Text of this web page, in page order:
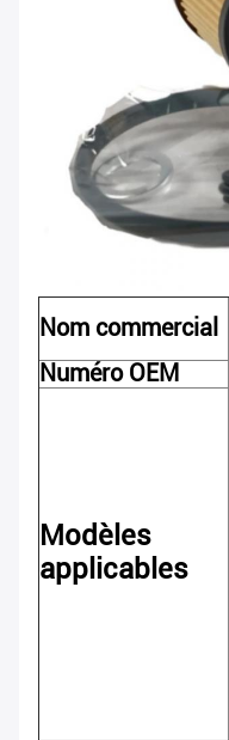
Nom commercial
Numéro OEM
Modèles
applicables